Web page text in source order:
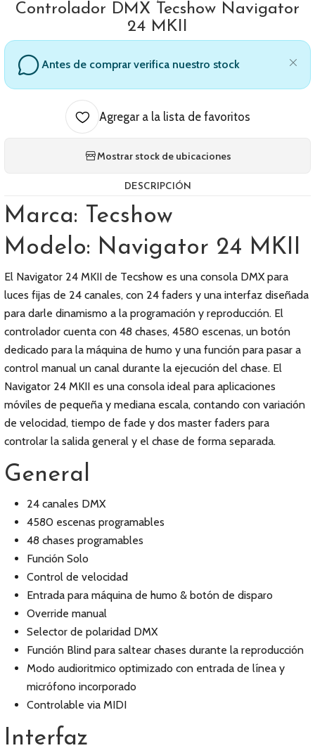
Controlador DMX Tecshow Navigator
24 MKII
Antes de comprar verifica nuestro stock
Agregar a la lista de favoritos
Mostrar stock de ubicaciones
DESCRIPCIÓN
Marca: Tecshow
Modelo: Navigator 24 MKII
El Navigator 24 MKII de Tecshow es una consola DMX para
luces fijas de 24 canales, con 24 faders y una interfaz diseñada
para darle dinamismo a la programación y reproducción. El
controlador cuenta con 48 chases, 4580 escenas, un botón
dedicado para la máquina de humo y una función para pasar a
control manual un canal durante la ejecución del chase. El
Navigator 24 MKII es una consola ideal para aplicaciones
móviles de pequeña y mediana escala, contando con variación
de velocidad, tiempo de fade y dos master faders para
controlar la salida general y el chase de forma separada.
General
24 canales DMX
4580 escenas programables
48 chases programables
Función Solo
Control de velocidad
Entrada para máquina de humo & botón de disparo
Override manual
Selector de polaridad DMX
Función Blind para saltear chases durante la reproducción
Modo audioritmico optimizado con entrada de línea y
micrófono incorporado
Controlable via MIDI
Interfaz